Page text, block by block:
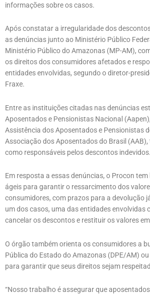
informações sobre os casos.
Após constatar a irregularidade dos
as denúncias junto ao Ministério Público
Ministério Público do Amazonas (MP-AM),
os direitos dos consumidores afetados e
entidades envolvidas, segundo o diretor-
Fraxe.
Entre as instituições citadas nas denúncias
Aposentados e Pensionistas Nacional
Assistência dos Aposentados e Pensionistas
Associação dos Aposentados do Brasil
como responsáveis pelos descontos indevidos.
Em resposta a essas denúncias, o Procon
ágeis para garantir o ressarcimento dos
consumidores, com prazos para a devolução
um dos casos, uma das entidades envolvidas
cancelar os descontos e restituir os valores
O órgão também orienta os consumidores a
Pública do Estado do Amazonas (DPE/AM)
para garantir que seus direitos sejam
“Nosso trabalho é assegurar que